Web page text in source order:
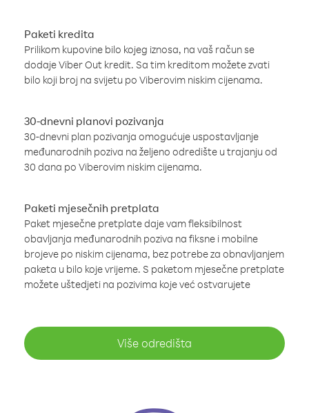
Paketi kredita
Prilikom kupovine bilo kojeg iznosa, na vaš račun se
dodaje Viber Out kredit. Sa tim kreditom možete zvati
bilo koji broj na svijetu po Viberovim niskim cijenama.
30-dnevni planovi pozivanja
30-dnevni plan pozivanja omogućuje uspostavljanje
međunarodnih poziva na željeno odredište u trajanju od
30 dana po Viberovim niskim cijenama.
Paketi mjesečnih pretplata
Paket mjesečne pretplate daje vam fleksibilnost
obavljanja međunarodnih poziva na fiksne i mobilne
brojeve po niskim cijenama, bez potrebe za obnavljanjem
paketa u bilo koje vrijeme. S paketom mjesečne pretplate
možete uštedjeti na pozivima koje već ostvarujete
Više odredišta